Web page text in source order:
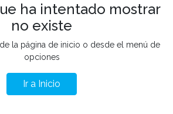
ha intentado mostrar
no existe
la página de inicio o desde el menú de
opciones
Ir a Inicio